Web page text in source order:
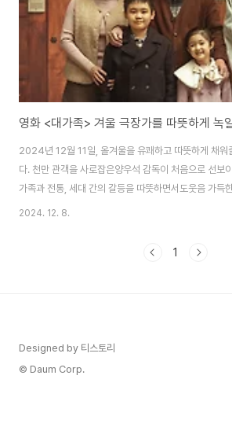
영화 <대가족> 겨울 극장가를 따뜻하게 녹
2024년 12월 11일, 올겨울을 유쾌하고 따뜻하게 채워
다. 천만 관객을 사로잡은양우석 감독이 처음으로 선보
가족과 전통, 세대 간의 갈등을 따뜻하면서도웃음 가득
다. 김윤석, 이승기, 박수영 등 뛰어난 배우진의 열연과
■ 감독: 양우석 ■ 출연: 김윤석, 이승기, 박수영, 김성
2024. 12. 8.
1
Designed by 티스토리
© Daum Corp.